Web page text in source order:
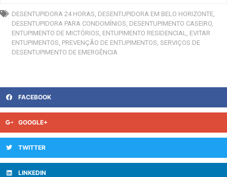
DESENTUPIDORA 24 HORAS DESENTUPIDORA EM BELO HORIZONTE
DESENTUPIDORA PARA CONDOMÍNIOS DESENTUPIMENTO CASEIRO
ENTUPIMENTO DE MICTÓRIOS ENTUPIMENTO RESIDENCIAL
EVITAR
ENTUPIMENTOS PREVENÇÃO DE ENTUPIMENTOS SERVIÇOS DE
DESENTUPIMENTO DE EMERGÊNCIA
FACEBOOK
GOOGLE+
TWITTER
LINKEDIN